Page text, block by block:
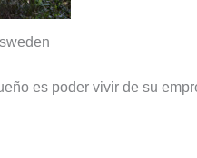
es poder vivir de su